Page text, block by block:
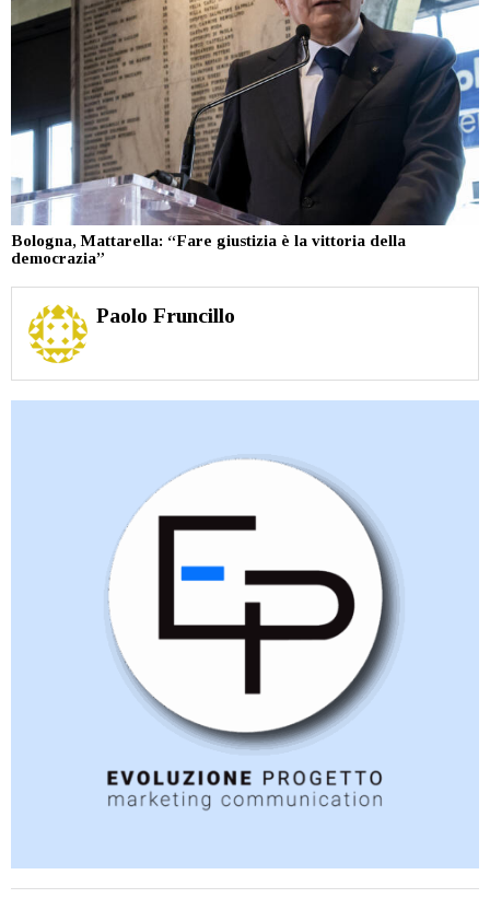
Bologna, Mattarella: “Fare giustizia è la vittoria della
democrazia”
Paolo Fruncillo